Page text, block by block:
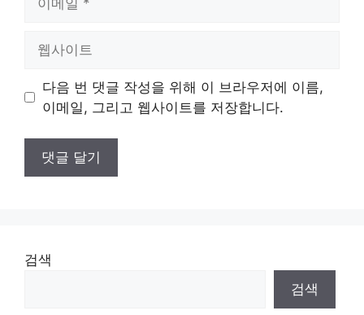
트
다음 번 댓글 작성을 위해 이 브라우저에 이름,
이메일, 그리고 웹사이트를 저장합니다.
검색
검색